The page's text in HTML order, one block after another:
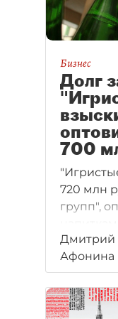
Бизнес
Долг
700
720 млн
групп",
с его
Дмитрий
Афонина